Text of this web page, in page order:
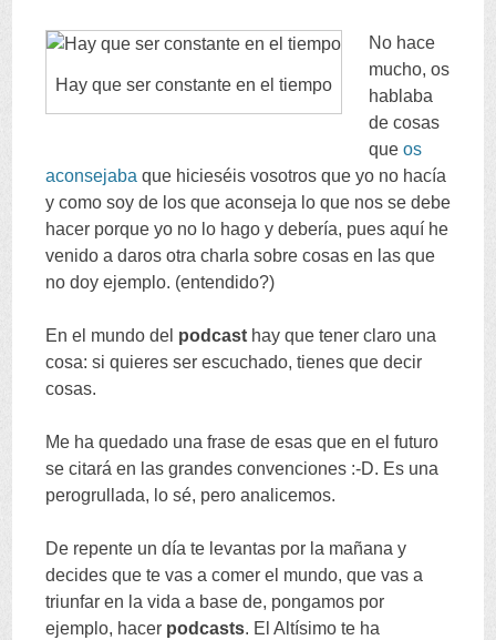
Hay que ser constante en el tiempo
No hace
mucho, os
hablaba
de cosas
queos
aconsejabaque hicieséis vosotros que yo no hacía
y como soy de los que aconseja lo que nos se debe
hacer porque yo no lo hago y debería, pues aquí he
venido a daros otra charla sobre cosas en las que
no doy ejemplo. (entendido?)
En el mundo del podcast hay que tener claro una
cosa: si quieres ser escuchado, tienes que decir
cosas.
Me ha quedado una frase de esas que en el futuro
se citará en las grandes convenciones :-D. Es una
perogrullada, lo sé, pero analicemos.
De repente un día te levantas por la mañana y
decides que te vas a comer el mundo, que vas a
triunfar en la vida a base de, pongamos por
ejemplo, hacer podcasts. El Altísimo te ha